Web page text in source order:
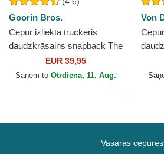
Goorin Bros.
Cepur izliekta truckeris
daudzkrāsains snapback The
Panther The Farm no Goorin
Bros.
EUR 39,95
Saņem to Otrdiena, 11. Aug.
Von
Vasaras cepures